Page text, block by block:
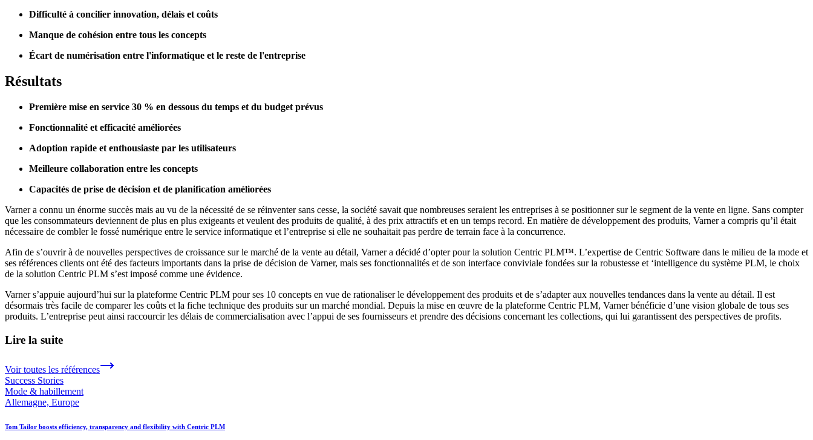
Difficulté à concilier innovation, délais et coûts
Manque de cohésion entre tous les concepts
Écart de numérisation entre l'informatique et le reste de l'entreprise
Résultats
Première mise en service 30 % en dessous du temps et du budget prévus
Fonctionnalité et efficacité améliorées
Adoption rapide et enthousiaste par les utilisateurs
Meilleure collaboration entre les concepts
Capacités de prise de décision et de planification améliorées
Varner a connu un énorme succès mais au vu de la nécessité de se réinventer sans cesse, la société savait que nombreuses seraient les entreprises à se positionner sur le segment de la vente en ligne. Sans compter
que les consommateurs deviennent de plus en plus exigeants et veulent des produits de qualité, à des prix attractifs et en un temps record. En matière de développement des produits, Varner a compris qu’il était
nécessaire de combler le fossé numérique entre le service informatique et l’entreprise si elle ne souhaitait pas perdre de terrain face à la concurrence.
Afin de s’ouvrir à de nouvelles perspectives de croissance sur le marché de la vente au détail, Varner a décidé d’opter pour la solution Centric PLM™. L’expertise de Centric Software dans le milieu de la mode et
ses références clients ont été des facteurs importants dans la prise de décision de Varner, mais ses fonctionnalités et de son interface conviviale fondées sur la robustesse et ‘intelligence du système PLM, le choix
de la solution Centric PLM s’est imposé comme une évidence.
Varner s’appuie aujourd’hui sur la plateforme Centric PLM pour ses 10 concepts en vue de rationaliser le développement des produits et de s’adapter aux nouvelles tendances dans la vente au détail. Il est
désormais très facile de comparer les coûts et la fiche technique des produits sur un marché mondial. Depuis la mise en œuvre de la plateforme Centric PLM, Varner bénéficie d’une vision globale de tous ses
produits. L’entreprise peut ainsi raccourcir les délais de commercialisation avec l’appui de ses fournisseurs et prendre des décisions concernant les collections, qui lui garantissent des perspectives de profits.
Lire la suite
Voir toutes les références
Success Stories
Mode & habillement
Allemagne, Europe
Tom Tailor boosts efficiency, transparency and flexibility with Centric PLM